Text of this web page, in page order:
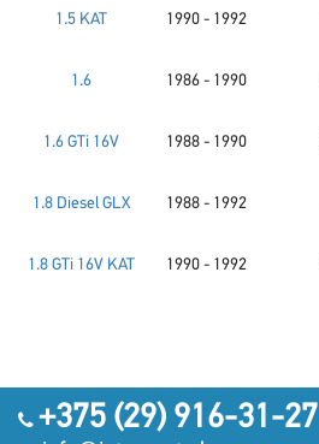
1.5 KAT 1990 - 1992
1.6 1986 - 1990
1.6 GTi 16V 1988 - 1990
1.8 Diesel GLX 1988 - 1992
1.8 GTi 16V KAT 1990 - 1992
+375 (29) 916-31-27